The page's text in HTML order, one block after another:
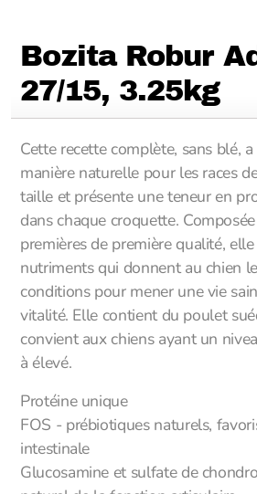
Bozita Robur
27/15, 3.25kg
Cette recette complète, sans blé,
manière naturelle pour les races
taille et présente une teneur en
dans chaque croquette.
premières de première qualité,
nutriments qui donnent au chien
conditions pour mener une vie
vitalité. Elle contient du poulet
convient aux chiens ayant un
à élevé.
Protéine unique
FOS - prébiotiques naturels,
intestinale
Glucosamine et sulfate de